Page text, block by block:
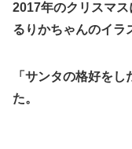
2017年のクリスマ
るりかちゃんのイラ
「サンタの格好を
た。